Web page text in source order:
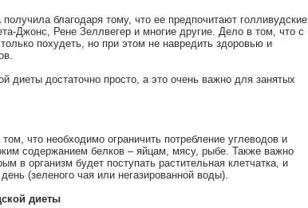
благодаря тому, что ее предпочитают голливудские
Джонс, Рене Зеллвегер и многие другие. Дело в том, что с
похудеть, но при этом не навредить здоровью и
диеты достаточно просто, а это очень важно для занятых
что необходимо ограничить потребление углеводов и
содержанием белков – яйцам, мясу, рыбе. Также важно
в организм будет поступать растительная клетчатка, и
(зеленого чая или негазированной воды).
диеты